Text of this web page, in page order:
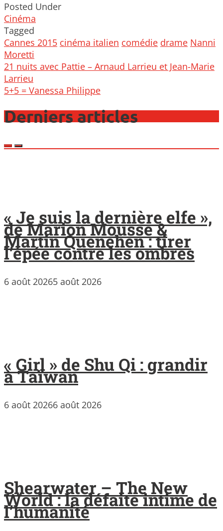
Posted Under
Cinéma
Tagged
Cannes 2015 cinéma italien comédie drame Nanni
Moretti
Post
navigation
21 nuits avec Pattie – Arnaud Larrieu et Jean-Marie
Larrieu
5+5 = Vanessa Philippe
Derniers articles
« Je suis la dernière elfe »,
de Marion Mousse &
Martin Quenehen : tirer
l’épée contre les ombres
6 août 20265 août 2026
« Girl » de Shu Qi : grandir
à Taïwan
6 août 20266 août 2026
Shearwater – The New
World : la défaite intime de
l’humanité